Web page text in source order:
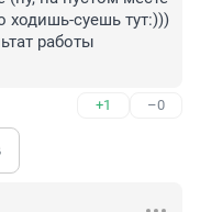
ходишь-суешь тут:)))
работы
+1 –0